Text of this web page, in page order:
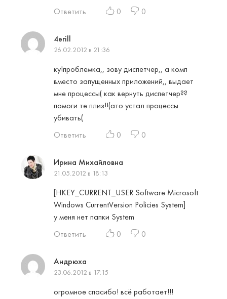
Ответить
0 0
4erill
26.02.2012 в 21:36
ку!проблемка,, зову диспетчер,, а комп
вместо запущенных приложений,, выдает
мне процессы( как вернуть диспетчер??
помоги те плиз!!(ато устал процессы
убивать(
Ответить
0 0
Ирина Михайловна
21.05.2012 в 18:13
[HKEY_CURRENT_USER Software Microsoft
Windows CurrentVersion Policies System]
у меня нет папки System
Ответить
0 0
Андрюха
23.06.2012 в 17:15
огромное спасибо! всё работает!!!